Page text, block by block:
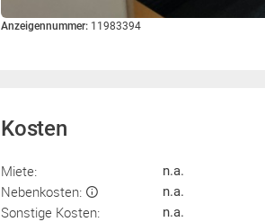
Anzeigennummer: 11983394
Kosten
Miete: n.a.
Nebenkosten: n.a.
Sonstige Kosten: n.a.